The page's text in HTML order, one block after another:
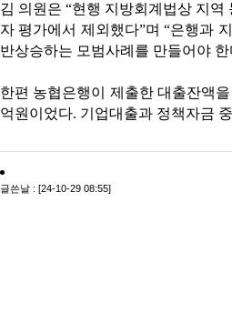
김 의원은 “현행 지방회계법상 지
자 평가에서 제외했다”며 “은행과
반상승하는 모범사례를 만들어야 한
한편 농협은행이 제출한 대출잔액
억원이었다. 기업대출과 정책자금
글쓴날 : [24-10-29 08:55]